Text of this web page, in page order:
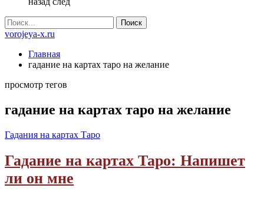
vorojeya-x.ru
Главная
гадание на картах таро на желание
просмотр тегов
гадание на картах таро на желание
Гадания на картах Таро
Гадание на картах Таро: Напишет
ли он мне